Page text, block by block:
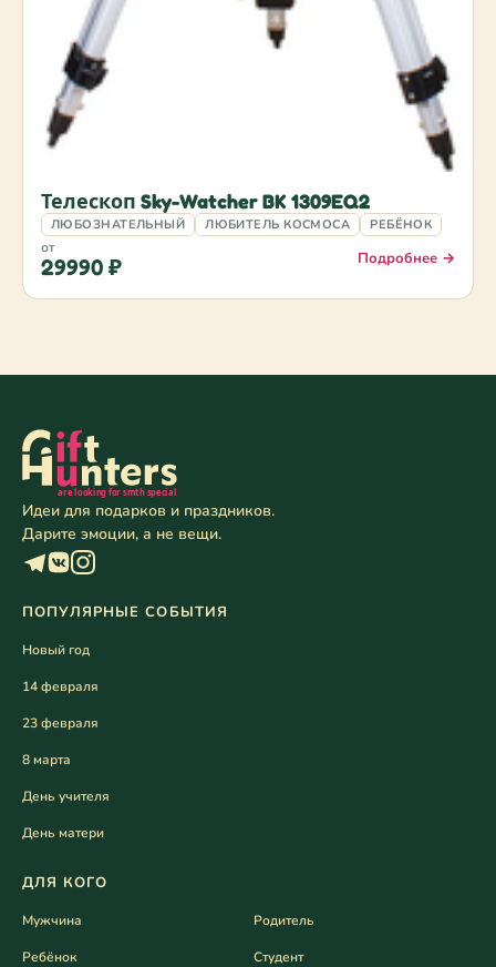
Телескоп Sky-Watcher BK 1309EQ2
ЛЮБОЗНАТЕЛЬНЫЙ ЛЮБИТЕЛЬ КОСМОСА РЕБЁНОК
от
29990 ₽ Подробнее →
Идеи для подарков и праздников.
Дарите эмоции, а не вещи.
ПОПУЛЯРНЫЕ СОБЫТИЯ
Новый год
14 февраля
23 февраля
8 марта
День учителя
День матери
ДЛЯ КОГО
Мужчина Родитель
Ребёнок Студент